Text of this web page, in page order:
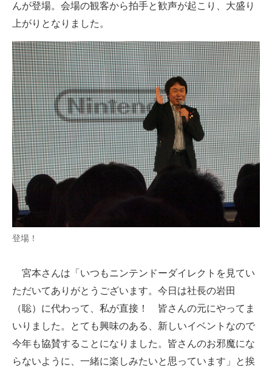
AI活用のいまが分かる
企業ITのトレンドを詳説
経営リーダーのコミュニティ
マーケ×ITの今がよく分かる
ITエンジニア向け専門サイト
企業向けIT製品の総合サイト
製造業のIT導入・活用を支援
エレクトロニクス専門サイト
電子設計の基本と応用
エネルギーの専門メディア
建設×テクノロジーの最前線
んが登場。会場の観客から拍手と歓声が起こり、大盛り
上がりとなりました。
登場！
宮本さんは「いつもニンテンドーダイレクトを見てい
ただいてありがとうございます。今日は社長の岩田
（聡）に代わって、私が直接！ 皆さんの元にやってま
いりました。とても興味のある、新しいイベントなので
今年も協賛することになりました。皆さんのお邪魔にな
らないように、一緒に楽しみたいと思っています」と挨